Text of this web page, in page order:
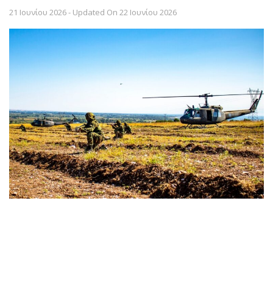
21 Ιουνίου 2026 - Updated On 22 Ιουνίου 2026